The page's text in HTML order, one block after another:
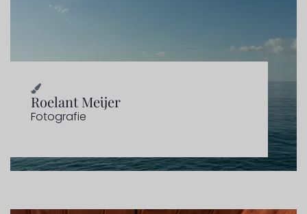
Roelant Meijer
Fotografie